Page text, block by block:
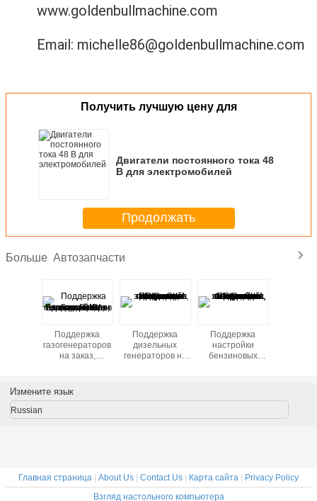
	www.goldenbullmachine.com
	Email: michelle86@goldenbullmachine.com
Получить лучшую цену для
Двигатели постоянного тока 48
В для электромобилей
Продолжать
Больше Автозапчасти
Поддержка
газогенераторов
на заказ,
Европа, Россия,
Горячие продажи
Азии
Поддержка
дизельных
генераторов на
Горячие продажи
Азии
Поддержка
настройки
бензиновых
Европа, Россия,
в Юго-Восточной
по
Измените язык
Russian
Главная страница | About Us | Contact Us | Карта сайта | Privacy Policy
Взгляд настольного компьютера